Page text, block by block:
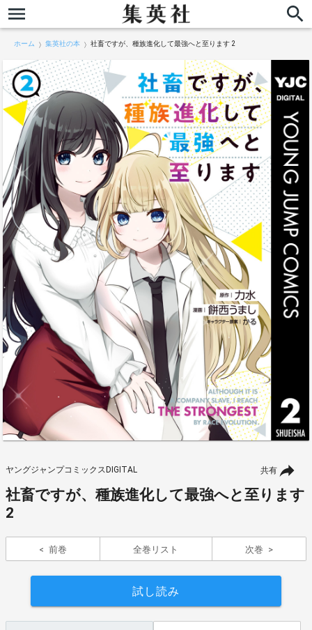
ホーム 集英社の本 社畜ですが、種族進化して最強へと至ります 2
共有
ヤングジャンプコミックスDIGITAL
社畜ですが、種族進化して最強へと至ります
2
前巻 全巻リスト 次巻
試し読み